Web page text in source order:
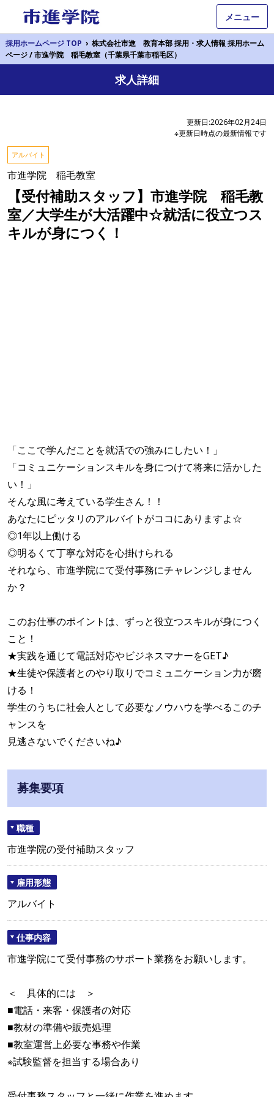
メニュー
採用ホームページ TOP › 株式会社市進 教育本部 採用・求人情報 採用ホーム
ページ / 市進学院 稲毛教室（千葉県千葉市稲毛区）
求人詳細
更新日:2026年02月24日
※更新日時点の最新情報です
アルバイト
市進学院 稲毛教室
【受付補助スタッフ】市進学院 稲毛教
室／大学生が大活躍中☆就活に役立つス
キルが身につく！
「ここで学んだことを就活での強みにしたい！」
「コミュニケーションスキルを身につけて将来に活かした
い！」
そんな風に考えている学生さん！！
あなたにピッタリのアルバイトがココにありますよ☆
◎1年以上働ける
◎明るくて丁寧な対応を心掛けられる
それなら、市進学院にて受付事務にチャレンジしません
か？
このお仕事のポイントは、ずっと役立つスキルが身につく
こと！
★実践を通じて電話対応やビジネスマナーをGET♪
★生徒や保護者とのやり取りでコミュニケーション力が磨
ける！
学生のうちに社会人として必要なノウハウを学べるこのチ
ャンスを
見逃さないでくださいね♪
募集要項
職種
市進学院の受付補助スタッフ
雇用形態
アルバイト
仕事内容
市進学院にて受付事務のサポート業務をお願いします。
＜ 具体的には ＞
■電話・来客・保護者の対応
■教材の準備や販売処理
■教室運営上必要な事務や作業
※試験監督を担当する場合あり